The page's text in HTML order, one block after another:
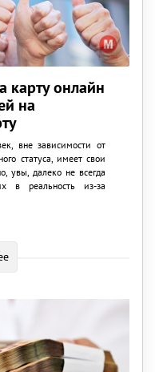
карту онлайн
на
вне зависимости от
статуса, имеет свои
увы, далеко не всегда
в реальность из-за